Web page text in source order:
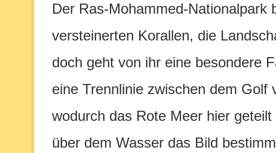
Der Ras-Mohammed-Nationalpark
versteinerten Korallen, die
doch geht von ihr eine besondere
eine Trennlinie zwischen dem
wodurch das Rote Meer hier
über dem Wasser das Bild